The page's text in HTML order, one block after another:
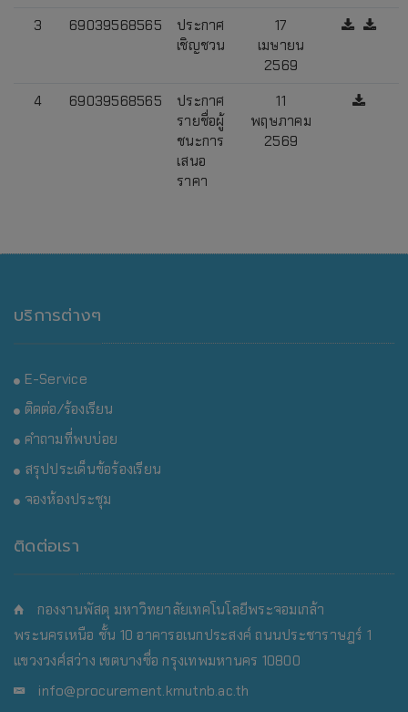
3 69039568565
ประกาศ
เชิญชวน
17
เมษายน
2569
4
69039568565
ประกาศ
รายชื่อผู้
ชนะการ
เสนอ
ราคา
11
พฤษภาคม
2569
บริการต่างๆ
E-Service
ติดต่อ/ร้องเรียน
คำถามที่พบบ่อย
สรุปประเด็นข้อร้องเรียน
จองห้องประชุม
ติดต่อเรา
กองงานพัสดุ มหาวิทยาลัยเทคโนโลยีพระจอมเกล้า
พระนครเหนือ ชั้น 10 อาคารอเนกประสงค์ ถนนประชาราษฎร์ 1
แขวงวงศ์สว่าง เขตบางซื่อ กรุงเทพมหานคร 10800
info@procurement.kmutnb.ac.th